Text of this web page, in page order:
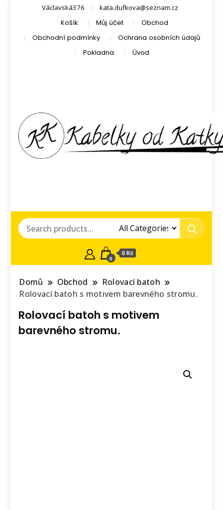
Václavská376 kata.dufkova@seznam.cz
Košík Můj účet
Obchod
Obchodní podmínky
Ochrana osobních údajů
Pokladna
Úvod
0
0 Kč
Domů Obchod
Rolovací batoh
Rolovací batoh s motivem barevného stromu.
Rolovací batoh s motivem
barevného stromu.